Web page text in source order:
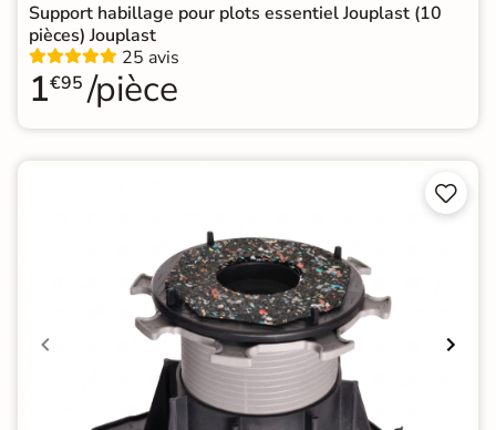
Support habillage pour plots essentiel Jouplast (10
pièces) Jouplast
25 avis
1€95 /pièce

